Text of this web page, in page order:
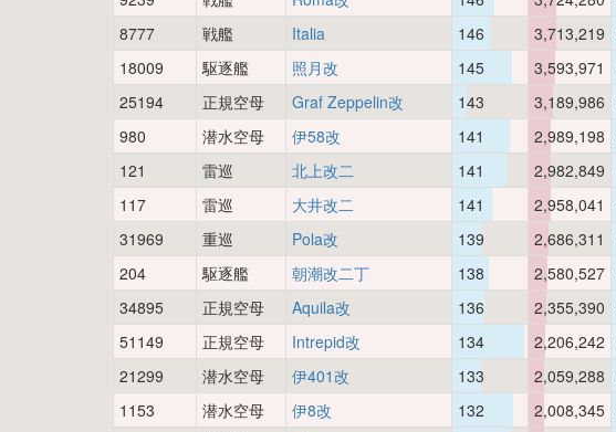
8777
戦艦 Italia 146 3,713,219
18009
駆逐艦 照月改 145 3,593,971
25194
正規空母 Graf Zeppelin改 143 3,189,986
980
潜水空母 伊58改 141 2,989,198
121
雷巡 北上改二 141 2,982,849
117
雷巡 大井改二 141 2,958,041
31969
重巡 Pola改 139 2,686,311
204
駆逐艦 朝潮改二丁 138 2,580,527
34895
正規空母 Aquila改 136 2,355,390
51149
正規空母 Intrepid改 134 2,206,242
21299
潜水空母 伊401改 133 2,059,288
1153
潜水空母 伊8改 132 2,008,345